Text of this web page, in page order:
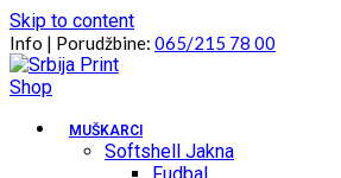
Skip to content
Info | Porudžbine: 065/215 78 00
MUŠKARCI
Softshell Jakna